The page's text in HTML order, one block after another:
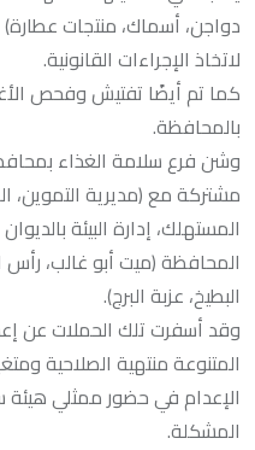
دواجن، أسماك، منتجات
لاتخاذ الإجراءات القانونية.
كما تم أيضًا تفتيش وفحص
بالمحافظة.
مشتركة مع (مديرية التموين،
المحافظة (ميت أبو غالب، رأس
البطيخ، عزبة البرج).
وقد أسفرت تلك الحملات عن
المتنوعة منتهية الصلاحية
الإعدام في حضور ممثلي هيئة
المشكلة.